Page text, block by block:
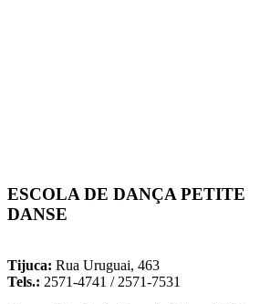
ESCOLA DE DANÇA PETITE
DANSE
Tijuca: Rua Uruguai, 463
Tels.: 2571-4741 / 2571-7531